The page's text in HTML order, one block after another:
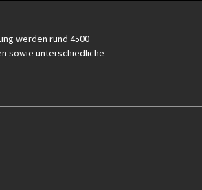
werden rund 4500
sowie unterschiedliche